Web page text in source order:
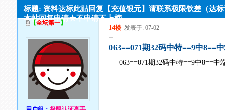
标题: 资料达标此贴回复【充值银元】请联系极限钦差（达
本帖回复申请★不申请不上榜
【全坛第一】
14楼 发表于: 07-02
063==071期32码中特==9中8==
063==071期32码中特==9中8==中